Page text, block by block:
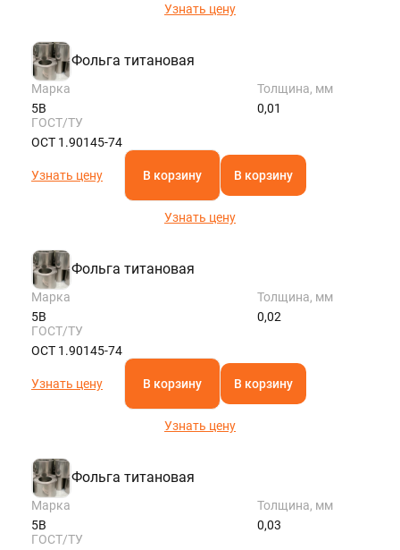
Узнать цену
Фольга титановая
Марка
5В
Толщина, мм
0,01
ГОСТ/ТУ
ОСТ 1.90145-74
Узнать цену В корзину В корзину
Узнать цену
Фольга титановая
Марка
5В
Толщина, мм
0,02
ГОСТ/ТУ
ОСТ 1.90145-74
Узнать цену В корзину В корзину
Узнать цену
Фольга титановая
Марка
5В
Толщина, мм
0,03
ГОСТ/ТУ